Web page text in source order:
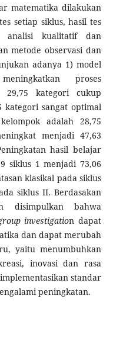
matematika dilakukan
setiap siklus, hasil tes
analisi kualitatif dan
metode observasi dan
adanya 1) model
proses
29,75 kategori cukup
kategori sangat optimal
adalah 28,75
menjadi 47,63
hasil belajar
siklus 1 menjadi 73,06
klasikal pada siklus
siklus II. Berdasakan
disimpulkan bahwa
investigation dapat
dan dapat merubah
yaitu menumbuhkan
inovasi dan rasa
standar
peningkatan.